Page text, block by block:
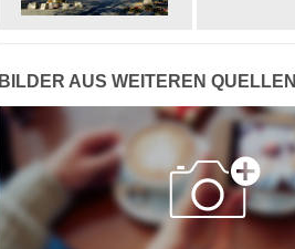
BILDER AUS WEITEREN QUELLEN